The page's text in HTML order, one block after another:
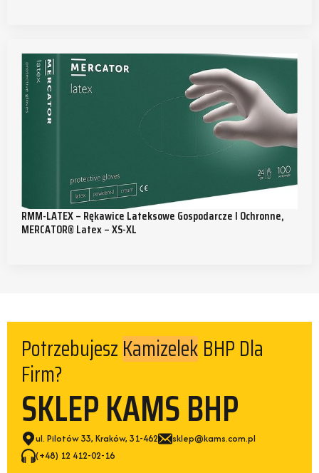
RMM-LATEX – Rękawice Lateksowe Gospodarcze I Ochronne,
MERCATOR® Latex – XS-XL
PotrzebujeszKamizelekBHP Dla
Firm?
SKLEP KAMS BHP
ul. Pilotów 33, Kraków, 31-462
sklep@kams.com.pl
(+48) 12 412-02-16